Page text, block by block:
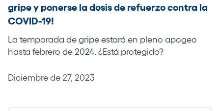
gripe y ponerse la dosis de refuerzo contra la
COVID-19!
La temporada de gripe estará en pleno apogeo
hasta febrero de 2024. ¿Está protegido?
Diciembre de 27, 2023